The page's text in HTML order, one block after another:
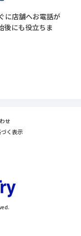
に店舗へお電話が
後にも役立ちま
せ
く表示